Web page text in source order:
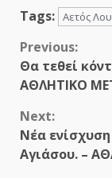
Tags: Αετός
Continue
Reading
Previous:
Θα τεθεί
ΑΘΛΗΤΙΚΟ
Next:
Νέα
Αγιάσου. –